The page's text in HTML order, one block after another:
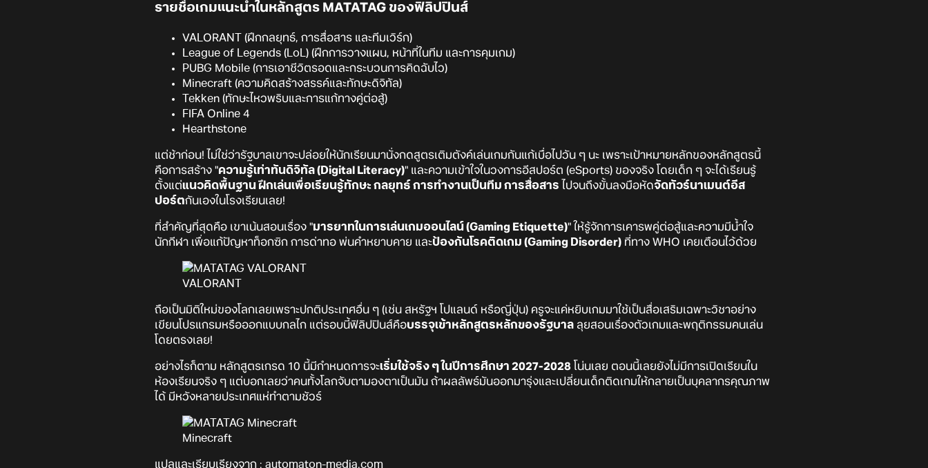
รายชื่อเกมแนะนำในหลักสูตร MATATAG ของฟิลิปปินส์
VALORANT (ฝึกกลยุทธ์, การสื่อสาร และทีมเวิร์ก)
League of Legends (LoL) (ฝึกการวางแผน, หน้าที่ในทีม และการคุมเกม)
PUBG Mobile (การเอาชีวิตรอดและกระบวนการคิดฉับไว)
Minecraft (ความคิดสร้างสรรค์และทักษะดิจิทัล)
Tekken (ทักษะไหวพริบและการแก้ทางคู่ต่อสู้)
FIFA Online 4
Hearthstone
แต่ช้าก่อน! ไม่ใช่ว่ารัฐบาลเขาจะปล่อยให้นักเรียนมานั่งกดสูตรเติมตังค์เล่นเกมกันแก้เบื่อไปวัน ๆ นะ เพราะเป้าหมายหลักของหลักสูตรนี้
คือการสร้าง "ความรู้เท่าทันดิจิทัล (Digital Literacy)" และความเข้าใจในวงการอีสปอร์ต (eSports) ของจริง โดยเด็ก ๆ จะได้เรียนรู้
ตั้งแต่แนวคิดพื้นฐาน ฝึกเล่นเพื่อเรียนรู้ทักษะ กลยุทธ์ การทำงานเป็นทีม การสื่อสาร ไปจนถึงขั้นลงมือหัดจัดทัวร์นาเมนต์อีส
ปอร์ตกันเองในโรงเรียนเลย!
ที่สำคัญที่สุดคือ เขาเน้นสอนเรื่อง "มารยาทในการเล่นเกมออนไลน์ (Gaming Etiquette)" ให้รู้จักการเคารพคู่ต่อสู้และความมีน้ำใจ
นักกีฬา เพื่อแก้ปัญหาท็อกซิก การด่าทอ พ่นคำหยาบคาย และป้องกันโรคติดเกม (Gaming Disorder) ที่ทาง WHO เคยเตือนไว้ด้วย
VALORANT
ถือเป็นมิติใหม่ของโลกเลยเพราะปกติประเทศอื่น ๆ (เช่น สหรัฐฯ โปแลนด์ หรือญี่ปุ่น) ครูจะแค่หยิบเกมมาใช้เป็นสื่อเสริมเฉพาะวิชาอย่าง
เขียนโปรแกรมหรือออกแบบกลไก แต่รอบนี้ฟิลิปปินส์คือบรรจุเข้าหลักสูตรหลักของรัฐบาล ลุยสอนเรื่องตัวเกมและพฤติกรรมคนเล่น
โดยตรงเลย!
อย่างไรก็ตาม หลักสูตรเกรด 10 นี้มีกำหนดการจะเริ่มใช้จริง ๆ ในปีการศึกษา 2027-2028 โน่นเลย ตอนนี้เลยยังไม่มีการเปิดเรียนใน
ห้องเรียนจริง ๆ แต่บอกเลยว่าคนทั้งโลกจับตามองตาเป็นมัน ถ้าผลลัพธ์มันออกมารุ่งและเปลี่ยนเด็กติดเกมให้กลายเป็นบุคลากรคุณภาพ
ได้ มีหวังหลายประเทศแห่ทำตามชัวร์
Minecraft
แปลและเรียบเรียงจาก : automaton-media.com